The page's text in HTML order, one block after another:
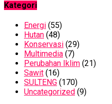
Kategori
Energi (55)
Hutan (48)
Konservasi (29)
Multimedia (7)
Perubahan Iklim (21)
Sawit (16)
SULTENG (170)
Uncategorized (9)